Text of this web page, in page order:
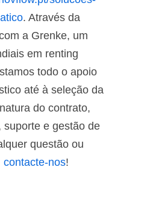
. Através da
a Grenke, um
em renting
todo o apoio
até à seleção da
do contrato,
suporte e gestão de
questão ou
contacte-nos!